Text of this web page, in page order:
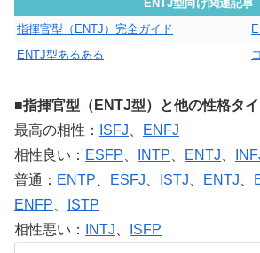
ENTJ型向け関連記事
指揮官型（ENTJ）完全ガイド
ENTJ型あるある
■指揮官型（ENTJ型）と他の性格タ
最高の相性：
ISFJ
ENFJ
相性良い： ESFP INTP ENTJ
普通： ENTP ESFJ ISTJ ENTJ
ENFP
ISTP
相性悪い：
INTJ ISFP